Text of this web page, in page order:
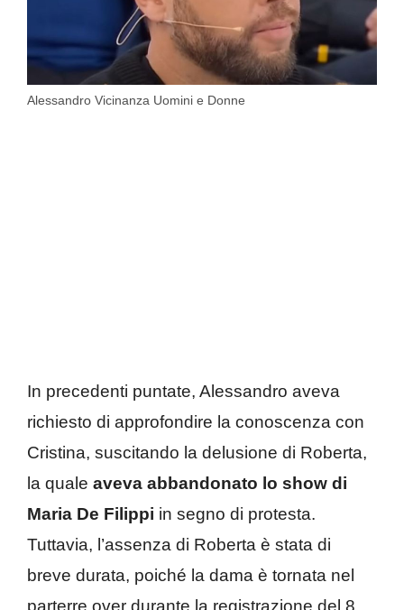
Alessandro Vicinanza Uomini e Donne
In precedenti puntate, Alessandro aveva
richiesto di approfondire la conoscenza con
Cristina, suscitando la delusione di Roberta,
la quale aveva abbandonato lo show di
Maria De Filippi in segno di protesta.
Tuttavia, l’assenza di Roberta è stata di
breve durata, poiché la dama è tornata nel